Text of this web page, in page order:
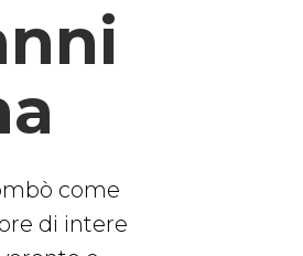
come
di intere